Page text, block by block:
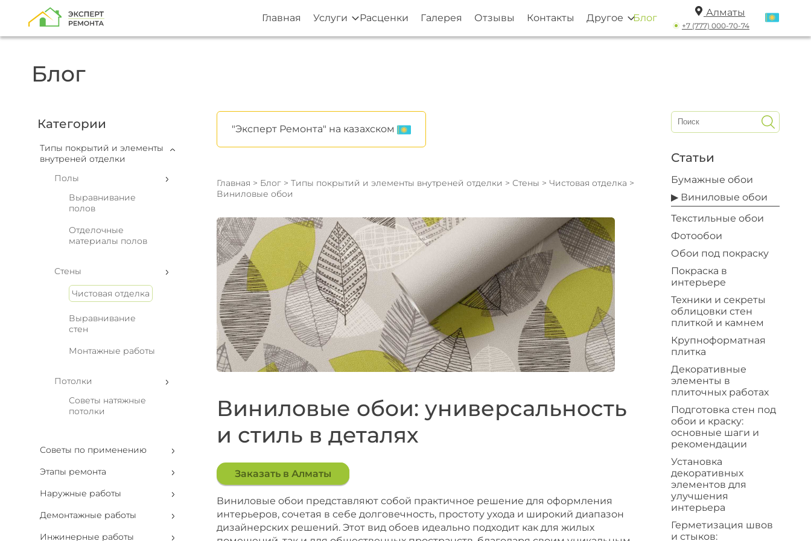
Главная Услуги Расценки Галерея Отзывы Контакты Другое Блог Алматы
+7 (777) 000-70-74
Блог
Категории
Типы покрытий и элементы
внутреней отделки
Полы
Выравнивание
полов
Отделочные
материалы полов
Стены
Чистовая отделка
Выравнивание
стен
Монтажные работы
Потолки
Советы натяжные
потолки
Советы по применению
Этапы ремонта
Наружные работы
Демонтажные работы
Инжинерные работы
"Эксперт Ремонта" на казахском
Главная > Блог> Типы покрытий и элементы внутреней отделки > Стены > Чистовая отделка >
Виниловые обои
Виниловые обои: универсальность
и стиль в деталях
Заказать в Алматы
Виниловые обои представляют собой практичное решение для оформления
интерьеров, сочетая в себе долговечность, простоту ухода и широкий диапазон
дизайнерских решений. Этот вид обоев идеально подходит как для жилых
Статьи
Бумажные обои
▶ Виниловые обои
Текстильные обои
Фотообои
Обои под покраску
Покраска в
интерьере
Техники и секреты
облицовки стен
плиткой и камнем
Крупноформатная
плитка
Декоративные
элементы в
плиточных работах
Подготовка стен под
обои и краску:
основные шаги и
рекомендации
Установка
декоративных
элементов для
улучшения
интерьера
Герметизация швов
и стыков: